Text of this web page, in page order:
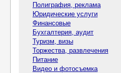
Полиграфия, реклама
Юридические услуги
Финансовые
Бухгалтерия, аудит
Туризм, визы
Торжества, развлечения
Питание
Видео и фотосъемка